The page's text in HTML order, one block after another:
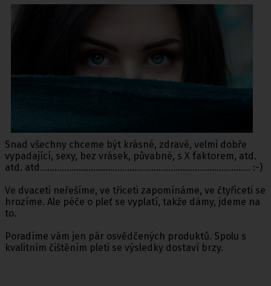
Snad všechny chceme být krásné, zdravé, velmi dobře
vypadající, sexy, bez vrásek, půvabné, s X faktorem, atd.
atd. atd....................................................................................... :-)
Ve dvaceti neřešíme, ve třiceti zapomínáme, ve čtyřiceti se
hrozíme. Ale péče o pleť se vyplatí, takže dámy, jdeme na
to.
Poradíme vám jen pár osvědčených produktů. Spolu s
kvalitním čištěním pleti se výsledky dostaví brzy.